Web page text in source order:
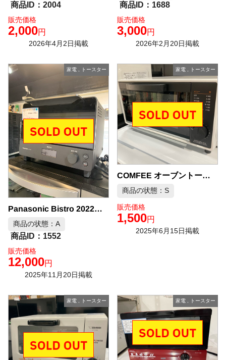
2004
販売価格
2,000円
2026年4月2日掲載
1688
販売価格
3,000円
2026年2月20日掲載
家電, トースター
Panasonic Bistro 2022年製 オーブントースター 中古品販売
商品の状態：A
1552
販売価格
12,000円
2025年11月20日掲載
家電 トースター
COMFEE オーブントースター 2022年製 CTO-D082
商品の状態：S
販売価格
1,500円
2025年6月15日掲載
家電, トースター 家電 トースター